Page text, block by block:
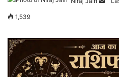
1,539